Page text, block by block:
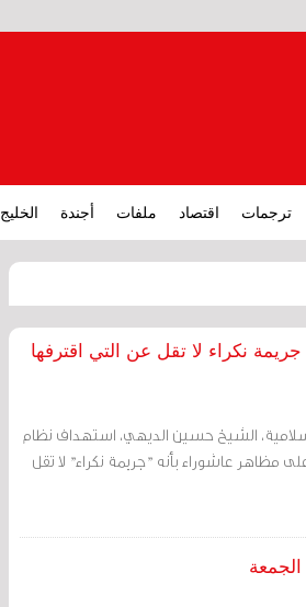
ترجمات اقتصاد ملفات أجندة الخليج
نكراء لا تقل عن التي اقترفها
الشيخ حسين الديهي، استهداف نظام
على مظاهر عاشوراء بأنه "جريمة نكراء" لا تقل